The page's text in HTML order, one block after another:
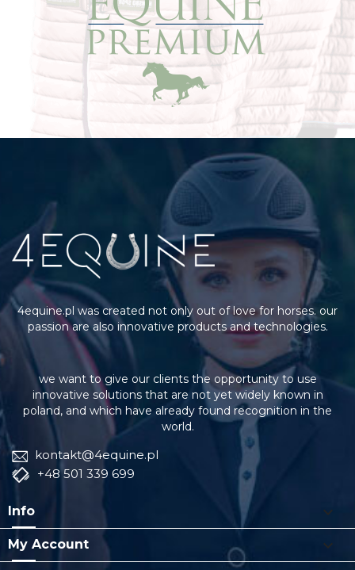
4equine.pl was created not only out of love for horses. our
passion are also innovative products and technologies.
we want to give our clients the opportunity to use
innovative solutions that are not yet widely known in
poland, and which have already found recognition in the
world.
kontakt@4equine.pl
+48 501 339 699
Info 
My Account
